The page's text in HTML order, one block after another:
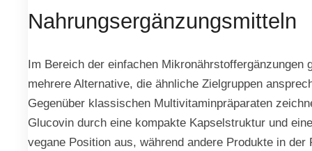
Nahrungsergänzungsmitteln
Im Bereich der einfachen Mikronährstoffergänzungen
mehrere Alternative, die ähnliche Zielgruppen
Gegenüber klassischen Multivitaminpräparaten
Glucovin durch eine kompakte Kapselstruktur und
vegane Position aus, während andere Produkte in der